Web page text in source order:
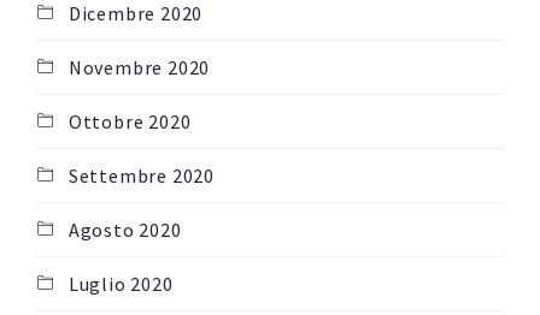
Dicembre 2020
Novembre 2020
Ottobre 2020
Settembre 2020
Agosto 2020
Luglio 2020